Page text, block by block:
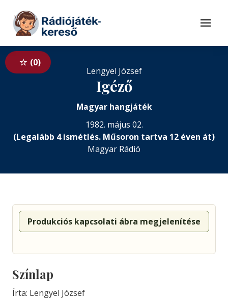
Tovább a tartalomhoz
Menü
0
Lengyel József
Igéző
Magyar hangjáték
1982. május 02.
(Legalább 4 ismétlés. Műsoron tartva 12 éven át)
Magyar Rádió
Produkciós kapcsolati ábra megjelenítése
Színlap
Írta: Lengyel József